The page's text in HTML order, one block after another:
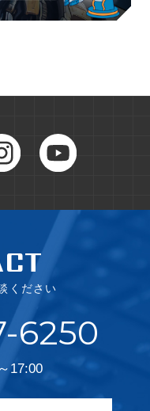
ください
6250
17:00